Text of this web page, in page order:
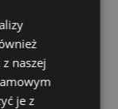
podróży — od
utwory.
naszej
je z